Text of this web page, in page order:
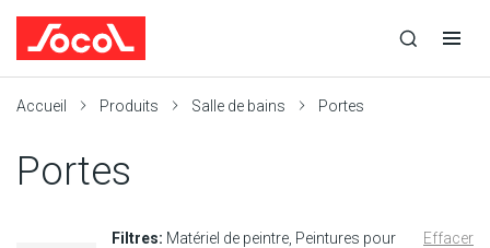
recherche
recherche
navigation
Accueil Produits Salle de bains Portes
Portes
Filtres: Matériel de peintre Peintures pour
Effacer